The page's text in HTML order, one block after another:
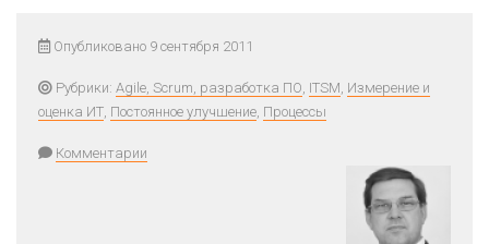
Опубликовано 9 сентября 2011
Рубрики: Agile, Scrum, разработка ПО, ITSM, Измерение и
оценка ИТ, Постоянное улучшение, Процессы
Комментарии